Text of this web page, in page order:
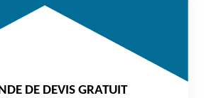
DE DEVIS GRATUIT